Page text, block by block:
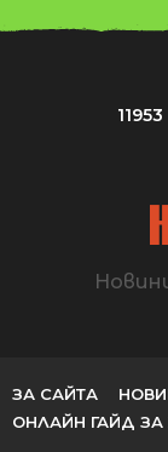
11953
ЗА САЙТА
ОНЛАЙН ГАЙД